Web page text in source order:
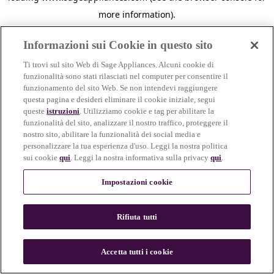
more information).
n
Informazioni sui Cookie in questo sito
Ti trovi sul sito Web di Sage Appliances. Alcuni cookie di
funzionalità sono stati rilasciati nel computer per consentire il
funzionamento del sito Web. Se non intendevi raggiungere
questa pagina e desideri eliminare il cookie iniziale, segui
questeistruzioni. Utilizziamo cookie e tag per abilitare la
funzionalità del sito, analizzare il nostro traffico, proteggere il
nostro sito, abilitare la funzionalità dei social media e
personalizzare la tua esperienza d'uso. Leggi la nostra politica
sui cookiequi. Leggi la nostra informativa sulla privacyqui.
Impostazioni cookie
Rifiuta tutti
Accetta tutti i cookie